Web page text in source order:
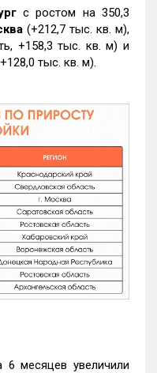
с ростом на 350,3
(+212,7 тыс. кв. м),
+158,3 тыс. кв. м) и
тыс. кв. м).
месяцев увеличили